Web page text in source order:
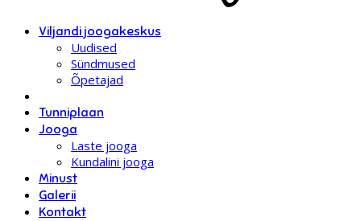
Viljandi joogakeskus
Uudised
Sündmused
Õpetajad
Tunniplaan
Jooga
Laste jooga
Kundalini jooga
Minust
Galerii
Kontakt